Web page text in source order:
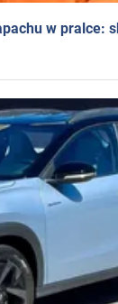
w pralce: